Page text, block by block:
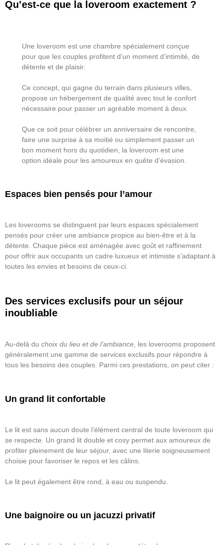
Qu’est-ce que la loveroom exactement ?
Une loveroom est une chambre spécialement conçue
pour que les couples profitent d’un moment d’intimité, de
détente et de plaisir.
Ce concept, qui gagne du terrain dans plusieurs villes,
propose un hébergement de qualité avec tout le confort
nécessaire pour passer un agréable moment à deux.
Que ce soit pour célébrer un anniversaire de rencontre,
faire une surprise à sa moitié ou simplement passer un
bon moment hors du quotidien, la loveroom est une
option idéale pour les amoureux en quête d’évasion.
Espaces bien pensés pour l’amour
Les loverooms se distinguent par leurs espaces spécialement
pensés pour créer une ambiance propice au bien-être et à la
détente. Chaque pièce est aménagée avec goût et raffinement
pour offrir aux occupants un cadre luxueux et intimiste s’adaptant à
toutes les envies et besoins de ceux-ci.
Des services exclusifs pour un séjour
inoubliable
Au-delà du choix du lieu et de l’ambiance, les loverooms proposent
généralement une gamme de services exclusifs pour répondre à
tous les besoins des couples. Parmi ces prestations, on peut citer :
Un grand lit confortable
Le lit est sans aucun doute l’élément central de toute loveroom qui
se respecte. Un grand lit double et cosy permet aux amoureux de
profiter pleinement de leur séjour, avec une literie soigneusement
choisie pour favoriser le repos et les câlins.
Le lit peut également être rond, à eau ou suspendu.
Une baignoire ou un jacuzzi privatif